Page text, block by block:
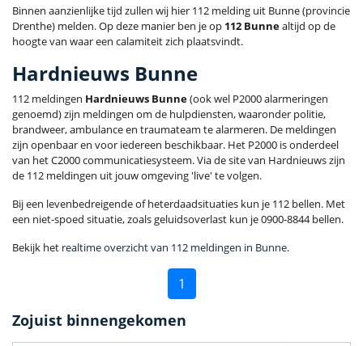
Binnen aanzienlijke tijd zullen wij hier 112 melding uit Bunne (provincie
Drenthe) melden. Op deze manier ben je op 112 Bunnealtijd op de
hoogte van waar een calamiteit zich plaatsvindt.
Hardnieuws Bunne
112 meldingen Hardnieuws Bunne(ook wel P2000 alarmeringen
genoemd) zijn meldingen om de hulpdiensten, waaronder politie,
brandweer, ambulance en traumateam te alarmeren. De meldingen
zijn openbaar en voor iedereen beschikbaar. Het P2000 is onderdeel
van het C2000 communicatiesysteem. Via de site van Hardnieuws zijn
de 112 meldingen uit jouw omgeving 'live' te volgen.
Bij een levenbedreigende of heterdaadsituaties kun je 112 bellen. Met
een niet-spoed situatie, zoals geluidsoverlast kun je 0900-8844 bellen.
Bekijk het realtime overzicht van 112 meldingen in Bunne.
1
Zojuist binnengekomen